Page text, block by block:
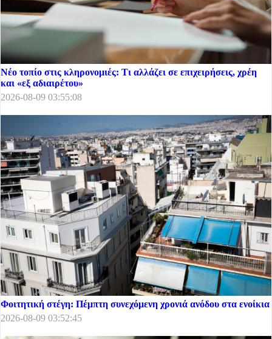
Νέο τοπίο στις κληρονομιές: Τι αλλάζει σε επιχειρήσεις, χρέη
και «εξ αδιαιρέτου»
2026-08-09 03:55:08
Φοιτητική στέγη: Πέμπτη συνεχόμενη χρονιά ανόδου στα ενοίκια
2026-08-09 03:52:45